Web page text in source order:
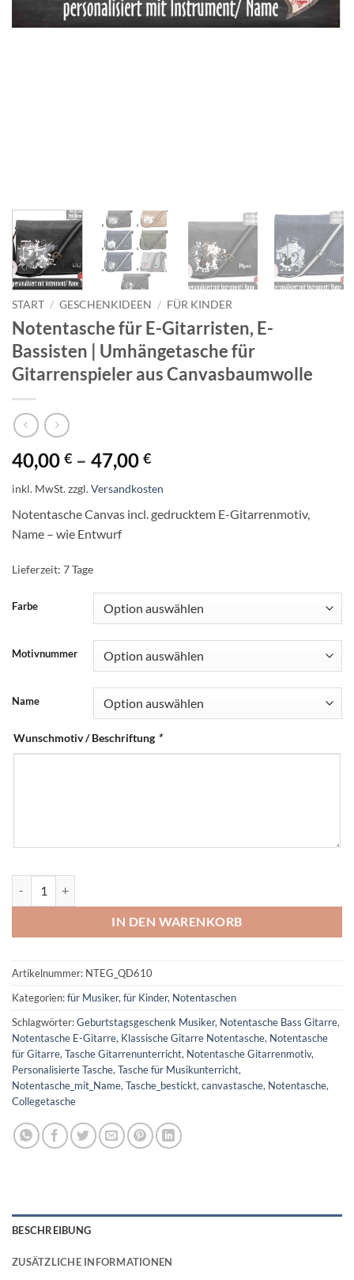
START / GESCHENKIDEEN / FÜR KINDER
Notentasche für E-Gitarristen, E-
Bassisten | Umhängetasche für
Gitarrenspieler aus Canvasbaumwolle
40,00 € – 47,00 €
inkl. MwSt.zzgl.Versandkosten
Notentasche Canvas incl. gedrucktem E-Gitarrenmotiv,
Name – wie Entwurf
Lieferzeit: 7 Tage
Farbe
Motivnummer
Name
Wunschmotiv / Beschriftung *
IN DEN WARENKORB
Artikelnummer: NTEG_QD610
Kategorien:für Musiker, für Kinder, Notentaschen
Schlagwörter:Geburtstagsgeschenk Musiker, Notentasche Bass Gitarre,
Notentasche E-Gitarre, Klassische Gitarre Notentasche, Notentasche
für Gitarre, Tasche Gitarrenunterricht, Notentasche Gitarrenmotiv,
Personalisierte Tasche, Tasche für Musikunterricht,
Notentasche_mit_Name, Tasche_bestickt, canvastasche, Notentasche,
Collegetasche
BESCHREIBUNG
ZUSÄTZLICHE INFORMATIONEN